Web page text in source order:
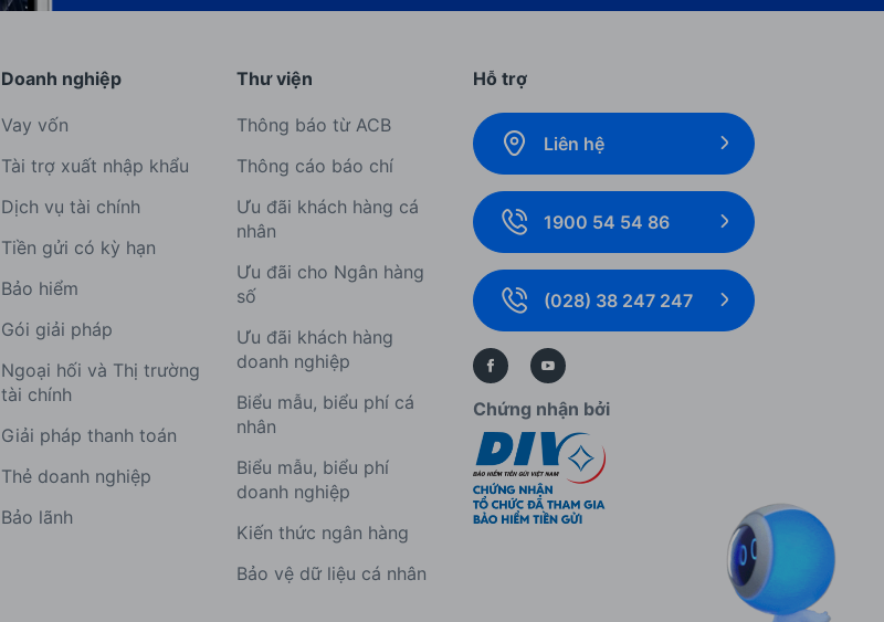
Doanh nghiệp
Vay vốn
Tài trợ xuất nhập khẩu
Dịch vụ tài chính
Tiền gửi có kỳ hạn
Bảo hiểm
Gói giải pháp
Ngoại hối và Thị trường
tài chính
Giải pháp thanh toán
Thẻ doanh nghiệp
Bảo lãnh
Thư viện
Thông báo từ ACB
Thông cáo báo chí
Ưu đãi khách hàng cá
nhân
Ưu đãi cho Ngân hàng
số
Ưu đãi khách hàng
doanh nghiệp
Biểu mẫu, biểu phí cá
nhân
Biểu mẫu, biểu phí
doanh nghiệp
Kiến thức ngân hàng
Bảo vệ dữ liệu cá nhân
Hỗ trợ
Liên hệ
1900 54 54 86
(028) 38 247 247
Chứng nhận bởi